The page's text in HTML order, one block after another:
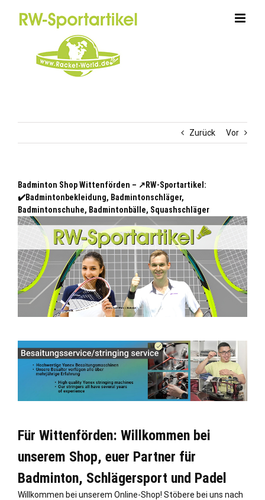
Zurück Vor
Badminton Shop Wittenförden – ↗️RW-Sportartikel:
✔️Badmintonbekleidung, Badmintonschläger,
Badmintonschuhe, Badmintonbälle, Squashschläger
Für Wittenförden: Willkommen bei
unserem Shop, euer Partner für
Badminton, Schlägersport und Padel
Willkommen bei unserem Online-Shop! Stöbere bei uns nach